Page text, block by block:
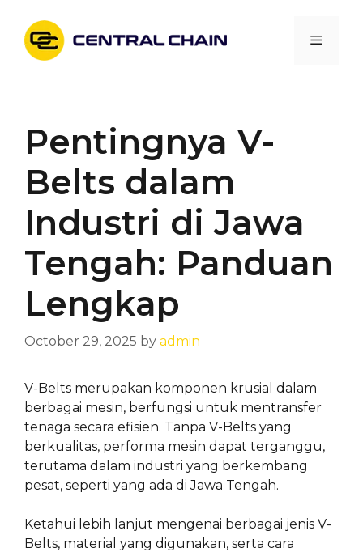
content
Menu
Pentingnya V-
Belts dalam
Industri di Jawa
Tengah: Panduan
Lengkap
October 29, 2025 by admin
V-Belts merupakan komponen krusial dalam
berbagai mesin, berfungsi untuk mentransfer
tenaga secara efisien. Tanpa V-Belts yang
berkualitas, performa mesin dapat terganggu,
terutama dalam industri yang berkembang
pesat, seperti yang ada di Jawa Tengah.
Ketahui lebih lanjut mengenai berbagai jenis V-
Belts, material yang digunakan, serta cara